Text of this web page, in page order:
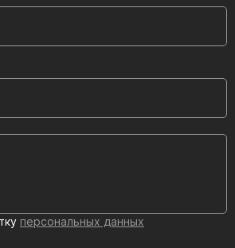
персональных данных